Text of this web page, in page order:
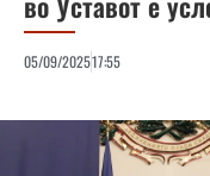
05/09/202517:55